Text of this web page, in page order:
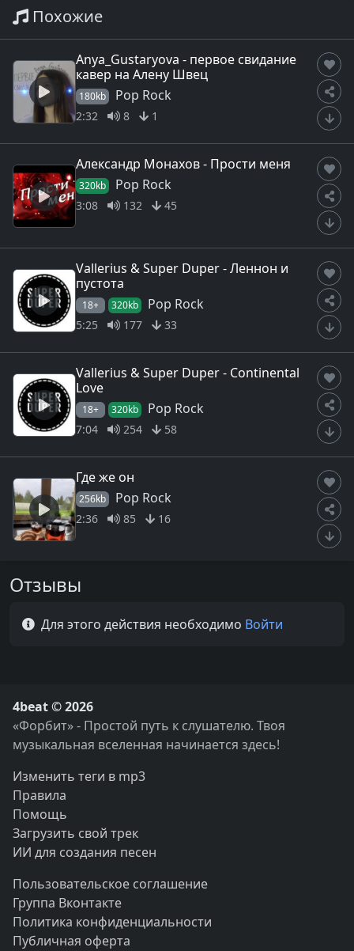
Похожие
Anya_Gustaryova - первое свидание
кавер на Алену Швец
180kb Pop Rock
2:32 8 1
Александр Монахов - Прости меня
320kb Pop Rock
3:08 132 45
Vallerius & Super Duper - Леннон и
пустота
18+ 320kb Pop Rock
5:25 177 33
Vallerius & Super Duper - Continental
Love
18+ 320kb Pop Rock
7:04 254 58
Где же он
256kb Pop Rock
2:36 85 16
Отзывы
Для этого действия необходимо Войти
4beat © 2026
«Форбит» - Простой путь к слушателю. Твоя
музыкальная вселенная начинается здесь!
Изменить теги в mp3
Правила
Помощь
Загрузить свой трек
ИИ для создания песен
Пользовательское соглашение
Группа Вконтакте
Политика конфиденциальности
Публичная оферта